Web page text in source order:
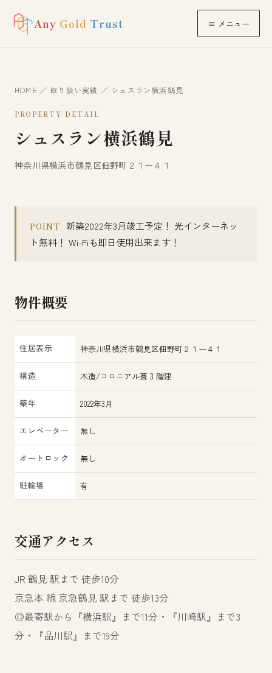
Any Gold Trust ≡ メニュー
HOME ／ 取り扱い実績 ／ シュスラン横浜鶴見
PROPERTY DETAIL
シュスラン横浜鶴見
神奈川県横浜市鶴見区佃野町２１ー４１
POINT 新築2022年3月竣工予定！ 光インターネッ
ト無料！ Wi-Fiも即日使用出来ます！
物件概要
住居表示 神奈川県横浜市鶴見区佃野町２１ー４１
構造 木造/コロニアル葺 3 階建
築年 2022年3月
エレベーター 無し
オートロック 無し
駐輪場 有
交通アクセス
JR 鶴見 駅まで 徒歩10分
京急本 線 京急鶴見 駅まで 徒歩13分
◎最寄駅から『横浜駅』まで11分・『川崎駅』まで3
分・『品川駅』まで19分